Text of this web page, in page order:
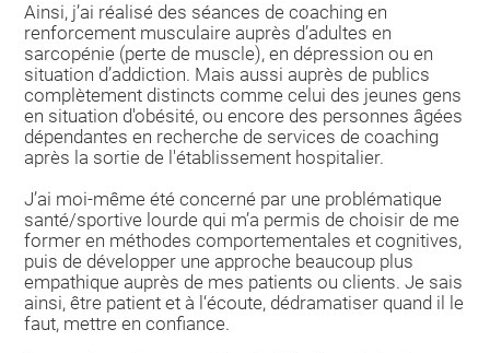
Ainsi, j’ai réalisé des séances de coaching en
renforcement musculaire auprès d’adultes en
sarcopénie (perte de muscle), en dépression ou en
situation d’addiction. Mais aussi auprès de publics
complètement distincts comme celui des jeunes gens
en situation d'obésité, ou encore des personnes âgées
dépendantes en recherche de services de coaching
après la sortie de l'établissement hospitalier.
J’ai moi-même été concerné par une problématique
santé/sportive lourde qui m’a permis de choisir de me
former en méthodes comportementales et cognitives,
puis de développer une approche beaucoup plus
empathique auprès de mes patients ou clients. Je sais
ainsi, être patient et à l‘écoute, dédramatiser quand il le
faut, mettre en confiance.